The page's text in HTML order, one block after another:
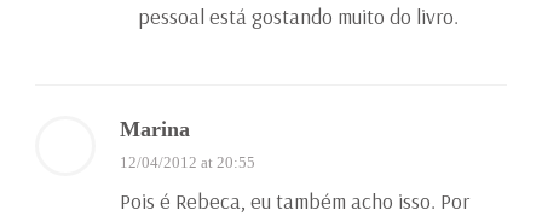
pessoal está gostando muito do livro.
Marina
12/04/2012 at 20:55
Pois é Rebeca, eu também acho isso. Por